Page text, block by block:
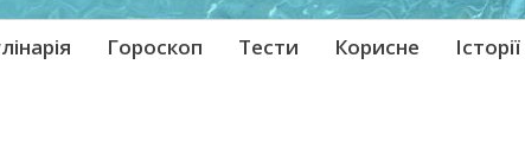
Гороскоп Тести Корисне Історії